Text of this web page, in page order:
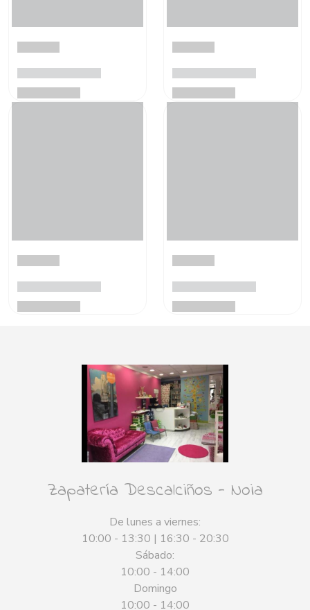
Zapatería Descalciños - Noia
De lunes a viernes:
10:00 - 13:30 | 16:30 - 20:30
Sábado:
10:00 - 14:00
Domingo
10:00 - 14:00